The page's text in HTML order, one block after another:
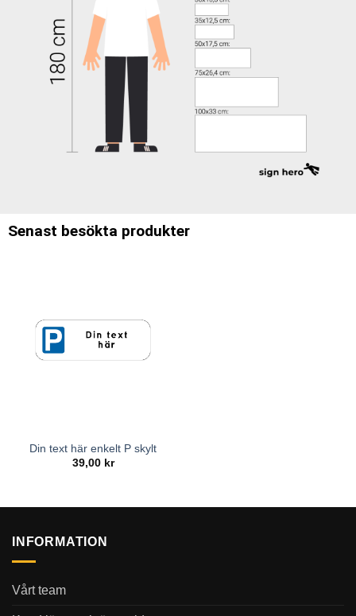
Senast besökta produkter
Din text här enkelt P skylt
39,00 kr
INFORMATION
Vårt team